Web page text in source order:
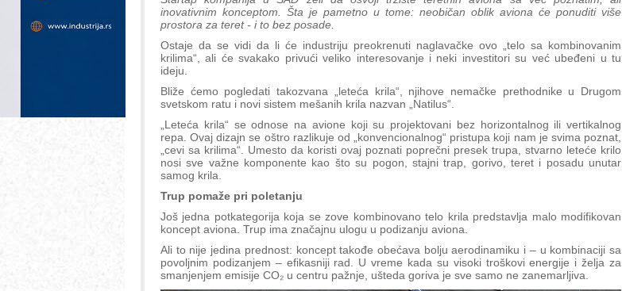
inovativnim konceptom. Šta je pametno u tome: neobičan oblik aviona će ponuditi više
prostora za teret - i to bez posade.
Ostaje da se vidi da li će industriju preokrenuti naglavačke ovo „telo sa kombinovanim
krilima“, ali će svakako privući veliko interesovanje i neki investitori su već ubeđeni u tu
ideju.
Bliže ćemo pogledati takozvana „leteća krila“, njihove nemačke prethodnike u Drugom
svetskom ratu i novi sistem mešanih krila nazvan „Natilus“.
„Leteća krila“ se odnose na avione koji su projektovani bez horizontalnog ili vertikalnog
repa. Ovaj dizajn se oštro razlikuje od „konvencionalnog“ pristupa koji nam je svima poznat,
„cevi sa krilima“. Umesto da koristi ovaj poznati poprečni presek trupa, stvarno leteće krilo
nosi sve važne komponente kao što su pogon, stajni trap, gorivo, teret i posadu unutar
samog krila.
Trup pomaže pri poletanju
Još jedna potkategorija koja se zove kombinovano telo krila predstavlja malo modifikovan
koncept aviona. Trup ima značajnu ulogu u podizanju aviona.
Ali to nije jedina prednost: koncept takođe obećava bolju aerodinamiku i – u kombinaciji sa
povoljnim podizanjem – efikasniji rad. U vreme kada su visoki troškovi energije i želja za
smanjenjem emisije CO₂ u centru pažnje, ušteda goriva je sve samo ne zanemarljiva.